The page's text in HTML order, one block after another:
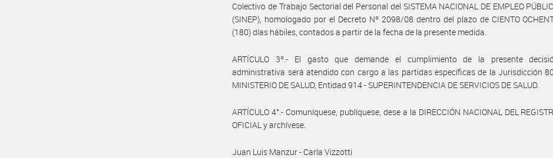
Colectivo de Trabajo Sectorial del Personal del SISTEMA NACIONAL DE EMPLEO
(SINEP), homologado por el Decreto Nº 2098/08 dentro del plazo de CIENTO
(180) días hábiles, contados a partir de la fecha de la presente medida.
ARTÍCULO 3º.- El gasto que demande el cumplimiento de la presente
administrativa será atendido con cargo a las partidas específicas de la Jurisdicción
MINISTERIO DE SALUD, Entidad 914 - SUPERINTENDENCIA DE SERVICIOS DE SALUD.
ARTÍCULO 4°.- Comuníquese, publíquese, dese a la DIRECCIÓN NACIONAL DEL
OFICIAL y archívese.
Juan Luis Manzur - Carla Vizzotti